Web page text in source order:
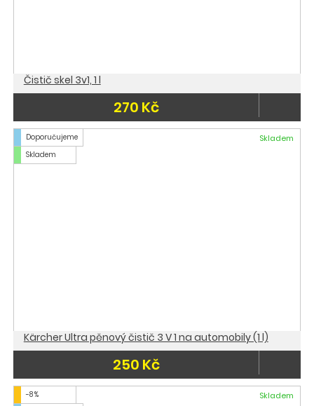
Čistič skel 3v1, 1 l
270 Kč
Doporučujeme
Skladem
Skladem
Kärcher Ultra pěnový čistič 3 V 1 na automobily (1 l)
250 Kč
-8 %
Skladem